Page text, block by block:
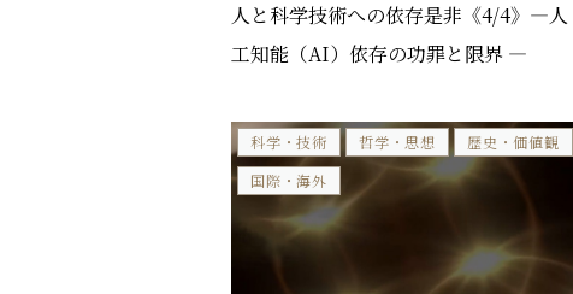
人と科学技術への依存是非《4/4》―人
工知能（AI）依存の功罪と限界 ―
科学・技術 哲学・思想
歴史・価値観
国際・海外